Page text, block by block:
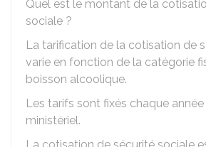
Quel est le montant de la
sociale ?
La tarification de la cotisation de
varie en fonction de la catégorie
boisson alcoolique.
Les tarifs sont fixés chaque
ministériel.